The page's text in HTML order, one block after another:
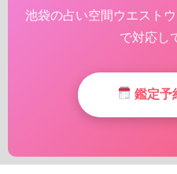
池袋の占い空間ウエスト
で対応し
鑑定予